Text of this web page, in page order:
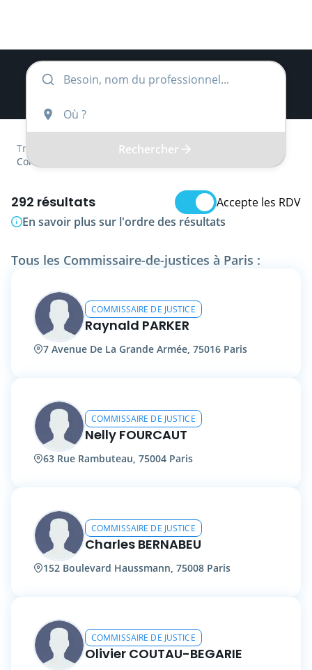
Rechercher
Trouver Île-de-France
Paris
Commissaire-de-justice
292 résultats
Accepte les RDV
En savoir plus sur l'ordre des résultats
Tous les Commissaire-de-justices à Paris :
COMMISSAIRE DE JUSTICE
Raynald PARKER
7 Avenue De La Grande Armée, 75016 Paris
COMMISSAIRE DE JUSTICE
Nelly FOURCAUT
63 Rue Rambuteau, 75004 Paris
COMMISSAIRE DE JUSTICE
Charles BERNABEU
152 Boulevard Haussmann, 75008 Paris
COMMISSAIRE DE JUSTICE
Olivier COUTAU-BEGARIE